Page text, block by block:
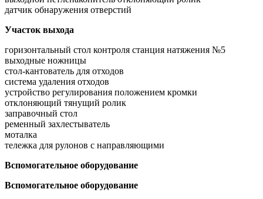
датчик обнаружения отверстий
Участок выхода
горизонтальный стол контроля станция натяжения №5
выходные ножницы
стол-кантователь для отходов
система удаления отходов
устройство регулирования положением кромки
отклоняющий тянущий ролик
заправочный стол
ременный захлестыватель
моталка
тележка для рулонов с направляющими
Вспомогательное оборудование
Вспомогательное оборудование